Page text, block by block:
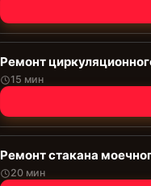
Ремонт
15 мин
Ремонт стакана
20 мин